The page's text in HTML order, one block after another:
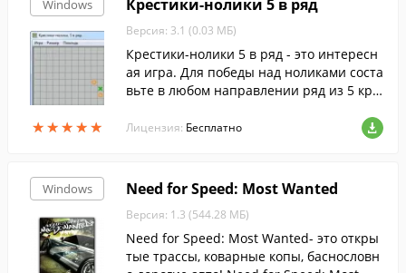
Windows
★★★★★
★★★★★
Крестики-нолики 5 в ряд
Версия: 3.1 (0.03 МБ)
Крестики-нолики 5 в ряд - это интересн
ая игра. Для победы над ноликами соста
вьте в любом направлении ряд из 5 кре
Лицензия: Бесплатно
Windows Need for Speed: Most Wanted
Версия: 1.3 (544.28 МБ)
Need for Speed: Most Wanted- это откры
тые трассы, коварные копы, баснословн